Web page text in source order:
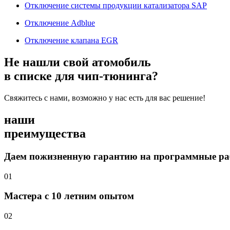
Отключение системы продукции катализатора SAP
Отключение Adblue
Отключение клапана EGR
Не нашли свой атомобиль
в списке для чип-тюнинга?
Свяжитесь с нами, возможно у нас есть для вас решение!
наши
преимущества
Даем пожизненную гарантию на программные
01
Мастера с 10 летним опытом
02